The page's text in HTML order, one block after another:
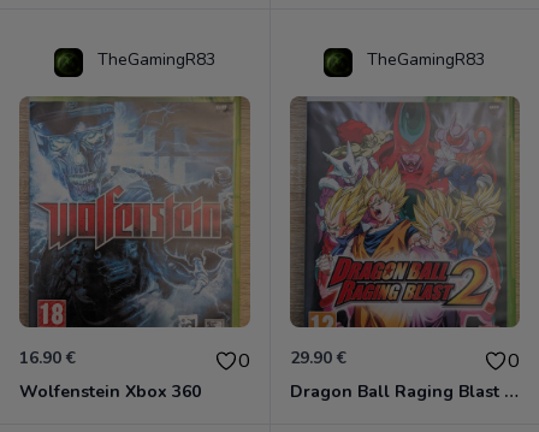
TheGamingR83
16.90 € 0
Wolfenstein Xbox 360
TheGamingR83
29.90 € 0
Dragon Ball Raging Blast 2 Xbox 360